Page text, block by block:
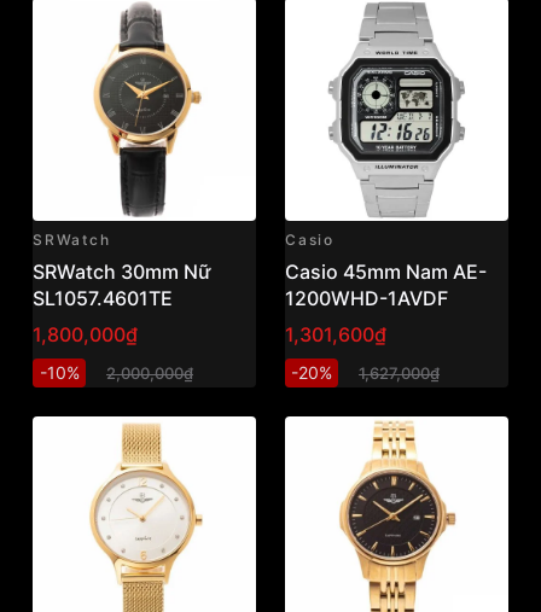
SRWatch
SRWatch 30mm Nữ
SL1057.4601TE
1,800,000₫
-10% 2,000,000₫
Casio
Casio 45mm Nam AE-
1200WHD-1AVDF
1,301,600₫
-20% 1,627,000₫